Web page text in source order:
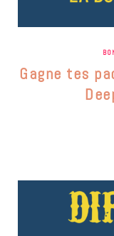
Gagne tes